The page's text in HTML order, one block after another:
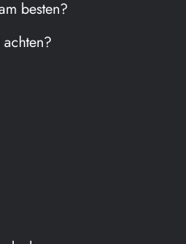
besten?